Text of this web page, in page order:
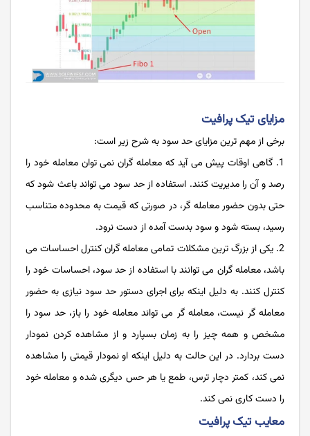
مزایای تیک پرافیت
برخی از مهم ترین مزایای حد سود به شرح زیر است:
1. گاهی اوقات پیش می آید که معامله گران نمی توان معامله خود را
رصد و آن را مدیریت کنند. استفاده از حد سود می تواند باعث شود که
حتی بدون حضور معامله گر، در صورتی که قیمت به محدوده متناسب
رسید، بسته شود و سود بدست آمده از دست نرود.
2. یکی از بزرگ ترین مشکلات تمامی معامله گران کنترل احساسات می
باشد، معامله گران می توانند با استفاده از حد سود، احساسات خود را
کنترل کنند. به دلیل اینکه برای اجرای دستور حد سود نیازی به حضور
معامله گر نیست، معامله گر می تواند معامله خود را باز، حد سود را
مشخص و همه چیز را به زمان بسپارد و از مشاهده کردن نمودار
دست بردارد. در این حالت به دلیل اینکه او نمودار قیمتی را مشاهده
نمی کند، کمتر دچار ترس، طمع یا هر حس دیگری شده و معامله خود
را دست کاری نمی کند.
معایب تیک پرافیت